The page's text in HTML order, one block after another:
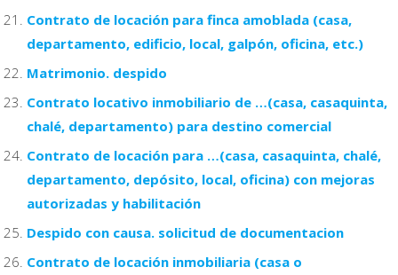
Contrato de locación para finca amoblada (casa,
departamento, edificio, local, galpón, oficina, etc.)
Matrimonio. despido
Contrato locativo inmobiliario de …(casa, casaquinta,
chalé, departamento) para destino comercial
Contrato de locación para …(casa, casaquinta, chalé,
departamento, depósito, local, oficina) con mejoras
autorizadas y habilitación
Despido con causa. solicitud de documentacion
Contrato de locación inmobiliaria (casa o